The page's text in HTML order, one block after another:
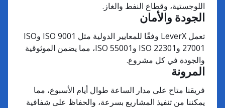
اللوجستية، وقطاع النفط والغاز.
الجودة والأمان
تعمل LeverX وفقًا للمعايير الدولية مثل ISO 9001 وISO
27001 وISO 22301 وISO 55001، مما يضمن الموثوقية
والجودة في كل مشروع.
المرونة
فريقنا متاح على مدار الساعة طوال أيام الأسبوع، مما
يمكننا من تنفيذ المشاريع بسرعة، والحفاظ على شفافية